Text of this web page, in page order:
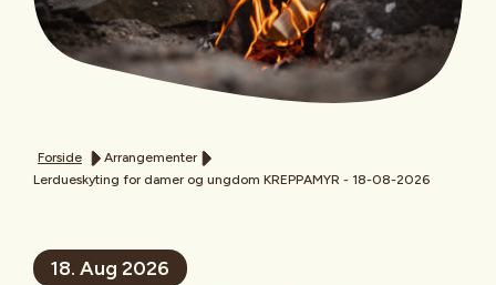
Forside
Arrangementer
Lerdueskyting for damer og ungdom KREPPAMYR - 18-08-2026
18. Aug 2026